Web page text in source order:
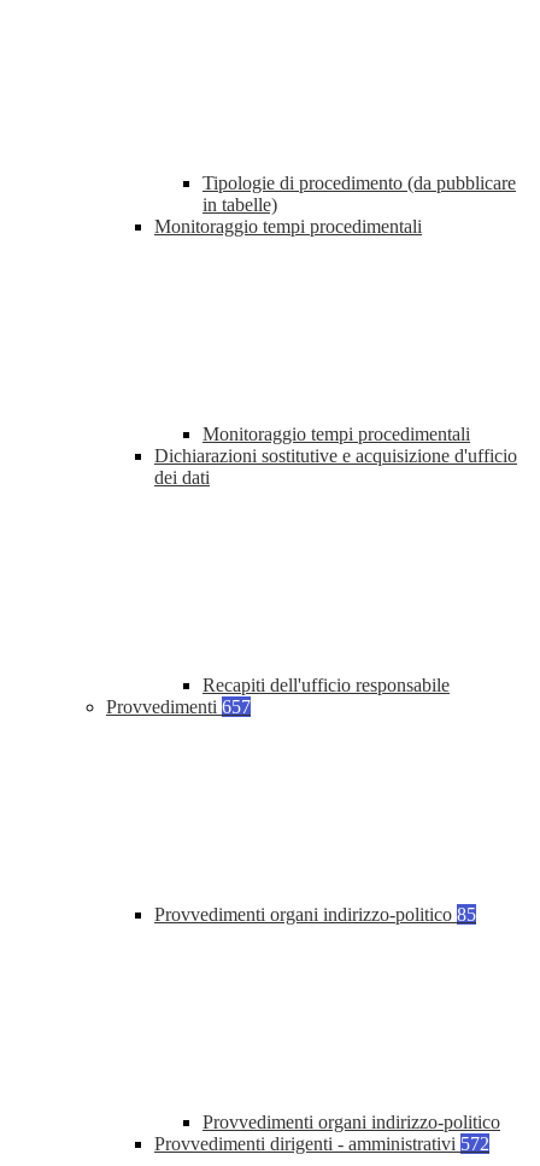
Tipologie di procedimento (da pubblicare
in tabelle)
Monitoraggio tempi procedimentali
Monitoraggio tempi procedimentali
Dichiarazioni sostitutive e acquisizione d'ufficio
dei dati
Recapiti dell'ufficio responsabile
Provvedimenti 657
Provvedimenti organi indirizzo-politico 85
Provvedimenti organi indirizzo-politico
Provvedimenti dirigenti - amministrativi 572